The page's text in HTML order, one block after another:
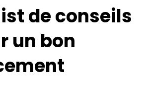
de conseils
un bon